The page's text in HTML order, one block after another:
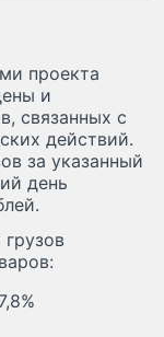
проекта
и
связанных с
действий.
за указанный
день